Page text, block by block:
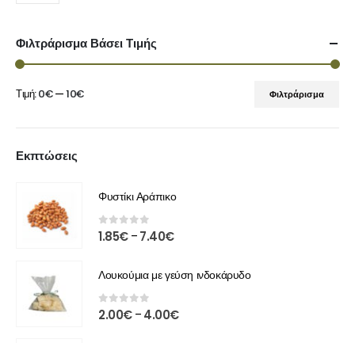
Φιλτράρισμα Βάσει Τιμής
Φιλτράρισμα
Τιμή:0€—10€
Εκπτώσεις
Φυστίκι Αράπικο
0out of 5
1.85€ – 7.40€
Λουκούμια με γεύση ινδοκάρυδο
0 out of 5
2.00€ – 4.00€